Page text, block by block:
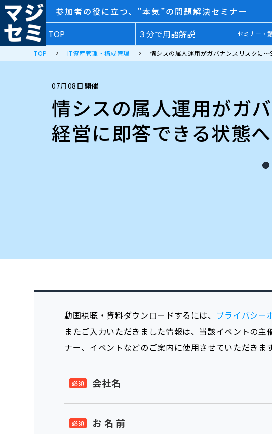
参加者の役に立つ、”本気”の問題解決セミナー
TOP
３分で用語解説 セミナー・
TOP IT資産管理・構成管理 情シスの属人運用がガバナンスリスクに
07月08日開催
情シスの属人運用がガ
経営に即答できる状態
動画視聴・資料ダウンロードするには、 プライバシー
またご入力いただきました情報は、当該イベントの
ナー、イベントなどのご案内に使用させていただきます
会社名
お 名 前